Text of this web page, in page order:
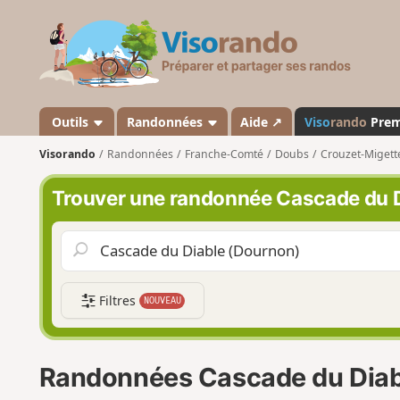
s
a
n
d
o
Outils Randonnées Aide ↗ Visorando
Visorando Randonnées Franche-Comté Doubs Crouzet-
Trouver une randonnée Cascade du
Filtres NOUVEAU
Randonnées Cascade du